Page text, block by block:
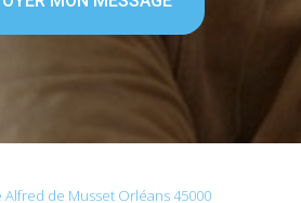
de Musset Orléans 45000